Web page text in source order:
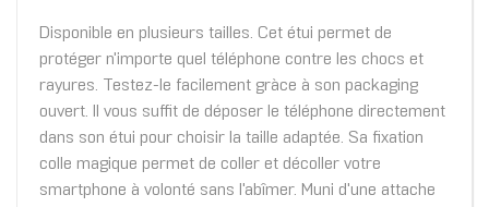
Disponible en plusieurs tailles. Cet étui permet de
protéger n'importe quel téléphone contre les chocs et
rayures. Testez-le facilement gràce à son packaging
ouvert. Il vous suffit de déposer le téléphone directement
dans son étui pour choisir la taille adaptée. Sa fixation
colle magique permet de coller et décoller votre
smartphone à volonté sans l'abîmer. Muni d'une attache